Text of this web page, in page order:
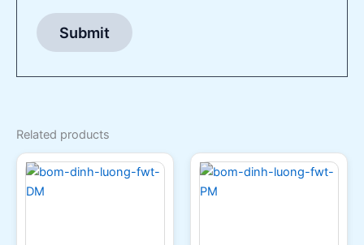
Related products